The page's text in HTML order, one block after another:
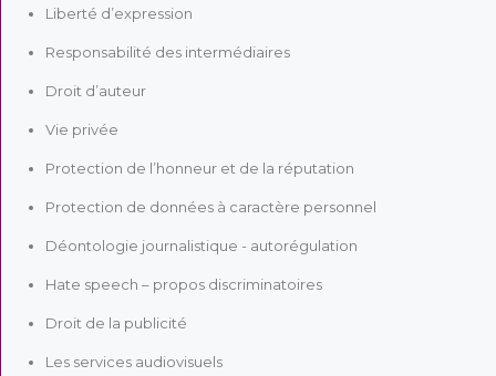
Liberté d’expression
Responsabilité des intermédiaires
Droit d’auteur
Vie privée
Protection de l’honneur et de la réputation
Protection de données à caractère personnel
Déontologie journalistique - autorégulation
Hate speech – propos discriminatoires
Droit de la publicité
Les services audiovisuels